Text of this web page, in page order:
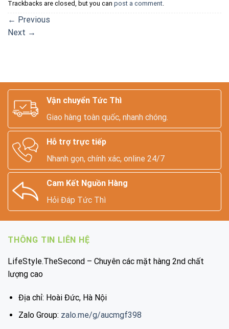
Trackbacks are closed, but you can post a comment.
← Previous
Next →
Vận chuyển Tức Thì
Giao hàng toàn quốc, nhanh chóng.
Hỗ trợ trực tiếp
Nhanh gọn, chính xác, online 24/7
Cam Kết Nguồn Hàng
Hỏi Đáp Tức Thì
THÔNG TIN LIÊN HỆ
LifeStyle.TheSecond – Chuyên các mặt hàng 2nd chất
lượng cao
Địa chỉ: Hoài Đức, Hà Nội
Zalo Group: zalo.me/g/aucmgf398